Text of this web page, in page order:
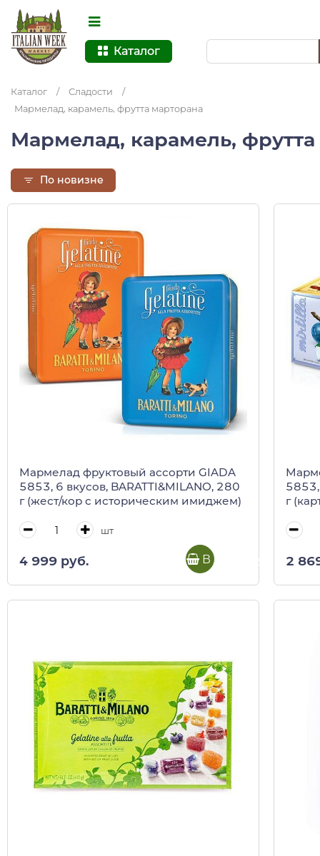
Каталог
Каталог / Сладости
/
Мармелад, карамель, фрутта марторана
Мармелад, карамель,
По новизне
Мармелад фруктовый ассорти GIADA
5853, 6 вкусов, BARATTI&MILANO, 280
г (жест/кор с историческим имиджем)
шт
4 999 руб. В корзину
5853,
г
2